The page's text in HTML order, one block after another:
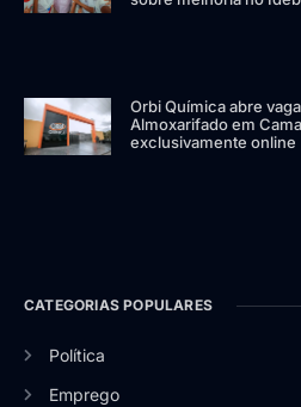
Orbi Química abre
Almoxarifado em
exclusivamente online
CATEGORIAS POPULARES
Política
Emprego